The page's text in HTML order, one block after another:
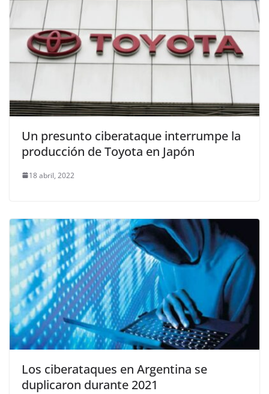
Un presunto ciberataque interrumpe la
producción de Toyota en Japón
18 abril, 2022
Los ciberataques en Argentina se
duplicaron durante 2021